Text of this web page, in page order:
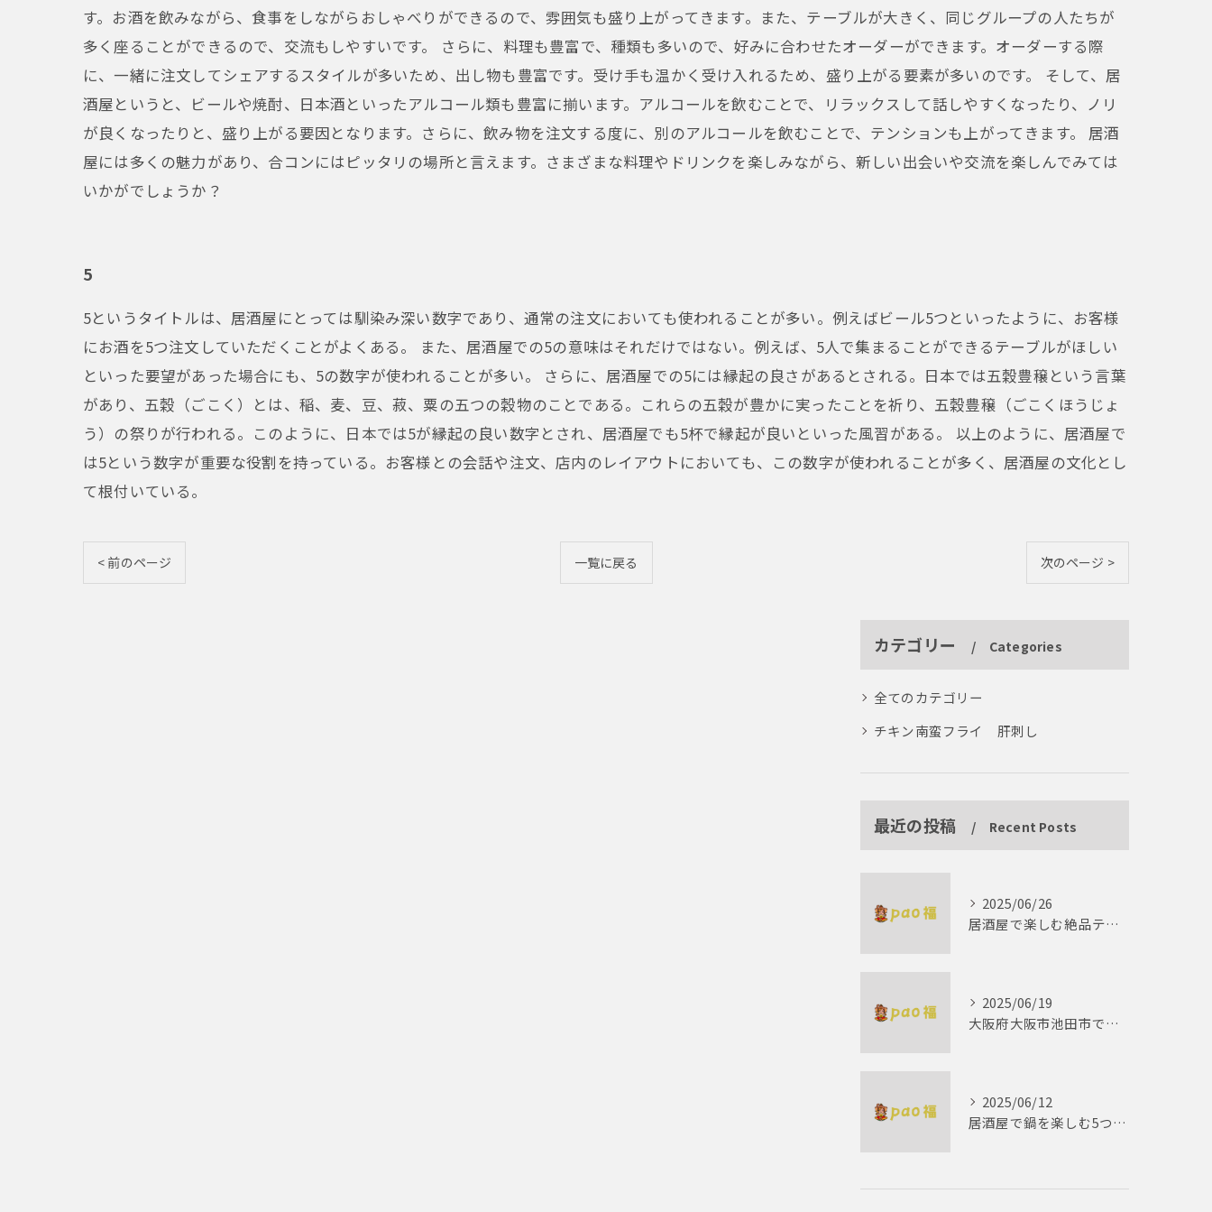
す。お酒を飲みながら、食事をしながらおしゃべりができるので、雰囲気も盛り上がってきます。また、テーブルが大きく、同じグループの人たちが
多く座ることができるので、交流もしやすいです。 さらに、料理も豊富で、種類も多いので、好みに合わせたオーダーができます。オーダーする際
に、一緒に注文してシェアするスタイルが多いため、出し物も豊富です。受け手も温かく受け入れるため、盛り上がる要素が多いのです。 そして、居
酒屋というと、ビールや焼酎、日本酒といったアルコール類も豊富に揃います。アルコールを飲むことで、リラックスして話しやすくなったり、ノリ
が良くなったりと、盛り上がる要因となります。さらに、飲み物を注文する度に、別のアルコールを飲むことで、テンションも上がってきます。 居酒
屋には多くの魅力があり、合コンにはピッタリの場所と言えます。さまざまな料理やドリンクを楽しみながら、新しい出会いや交流を楽しんでみては
いかがでしょうか？
5
5というタイトルは、居酒屋にとっては馴染み深い数字であり、通常の注文においても使われることが多い。例えばビール5つといったように、お客様
にお酒を5つ注文していただくことがよくある。 また、居酒屋での5の意味はそれだけではない。例えば、5人で集まることができるテーブルがほしい
といった要望があった場合にも、5の数字が使われることが多い。 さらに、居酒屋での5には縁起の良さがあるとされる。日本では五穀豊穣という言葉
があり、五穀（ごこく）とは、稲、麦、豆、菽、粟の五つの穀物のことである。これらの五穀が豊かに実ったことを祈り、五穀豊穣（ごこくほうじょ
う）の祭りが行われる。このように、日本では5が縁起の良い数字とされ、居酒屋でも5杯で縁起が良いといった風習がある。 以上のように、居酒屋で
は5という数字が重要な役割を持っている。お客様との会話や注文、店内のレイアウトにおいても、この数字が使われることが多く、居酒屋の文化とし
て根付いている。
< 前のページ 一覧に戻る 次のページ >
カテゴリー Categories
全てのカテゴリー
チキン南蛮フライ 肝刺し
最近の投稿 Recent Posts
2025/06/26
居酒屋で楽しむ絶品テリーヌの世界
2025/06/19
大阪府大阪市池田市で楽しむしゃぶしゃぶの魅力とは？
2025/06/12
居酒屋で鍋を楽しむ5つの理由 ゆったりとした時間を